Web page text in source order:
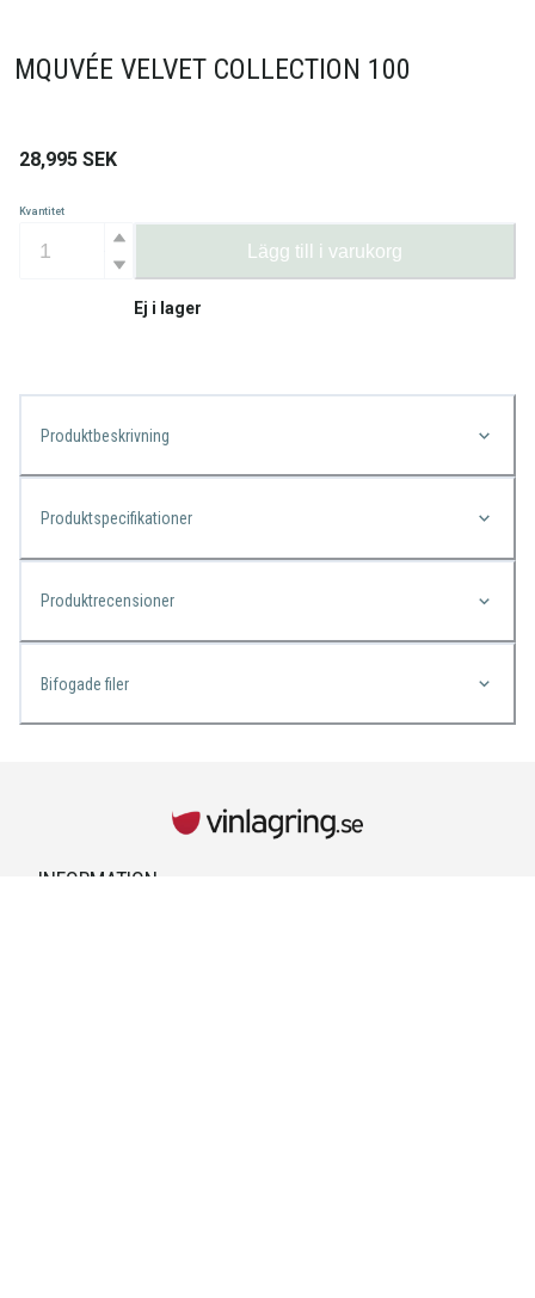
MQUVÉE VELVET COLLECTION 100
28,995 SEK
Kvantitet
Lägg till i varukorg
Ej i lager
Produktbeskrivning
Produktspecifikationer
Produktrecensioner
Bifogade filer
INFORMATION